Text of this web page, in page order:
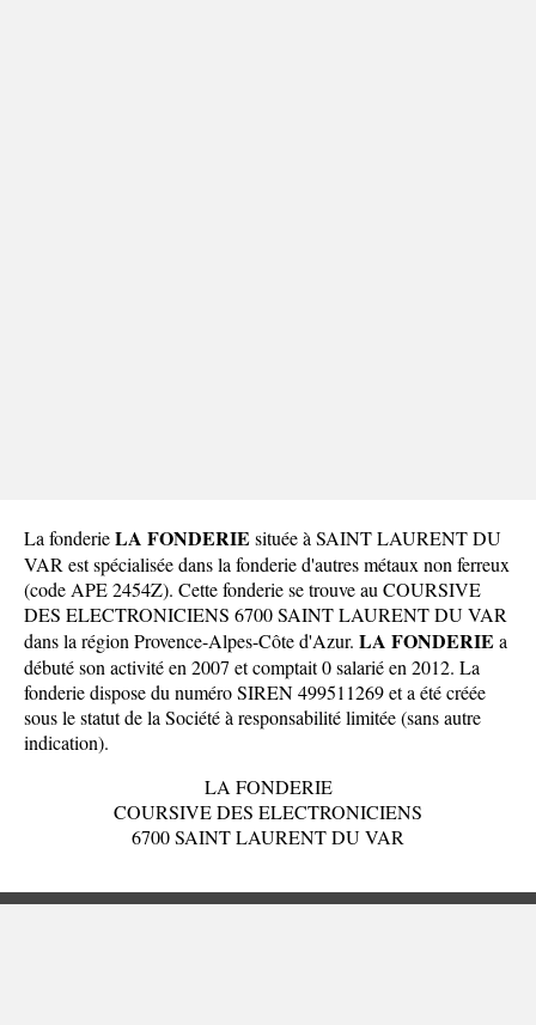
La fonderieLA FONDERIE située à SAINT LAURENT DU
VAR est spécialisée dans la fonderie d'autres métaux non ferreux
(code APE 2454Z). Cette fonderie se trouve au COURSIVE
DES ELECTRONICIENS 6700 SAINT LAURENT DU VAR
dans la région Provence-Alpes-Côte d'Azur. LA FONDERIE a
débuté son activité en 2007 et comptait 0 salarié en 2012. La
fonderie dispose du numéro SIREN 499511269 et a été créée
sous le statut de la Société à responsabilité limitée (sans autre
indication).
LA FONDERIE
COURSIVE DES ELECTRONICIENS
6700 SAINT LAURENT DU VAR